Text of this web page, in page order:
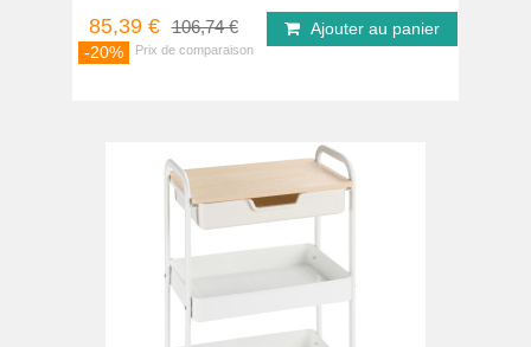
85,39 € 106,74 €
-20%
Ajouter au panier